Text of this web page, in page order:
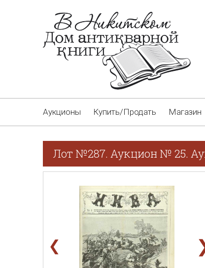
Аукционы Купить/Продать Магазин
Лот №287. Аукцион № 25.
❮